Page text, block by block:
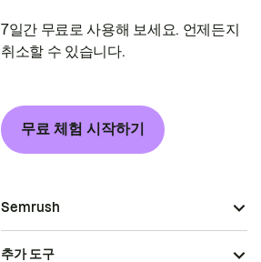
7일간 무료로 사용해 보세요. 언제든지
취소할 수 있습니다.
무료 체험 시작하기
Semrush
추가 도구